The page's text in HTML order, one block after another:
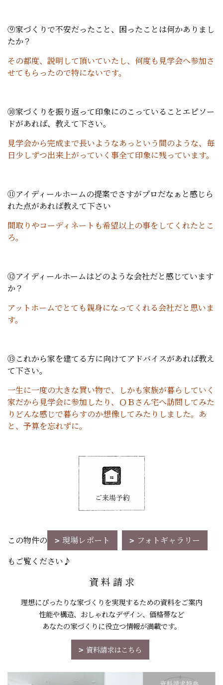
⑨家づくりで不安だったこと、困ったことは何かありまし
たか？
その都度、説明して頂いていたし、何度も見学会へ参加さ
せてもらったので特にないです。
⑩家づくりを振り返って印象にのこっていることエピソー
ドがあれば、教えて下さい。
見学会から完成まで長いようなあっという間のような、毎
日少しずつ出来上がっていく事全て印象に残っています。
⑪アイディールホームの提案でさすがプロだなぁと感じら
れた点があれば教えて下さい
間取りやコーディネートも希望以上の事をしてくれたとこ
ろ。
⑫アイディールホームはどのような会社だと感じています
か？
アットホームでとても親身になってくれる会社だと思いま
す。
⑬これから家を建てる方に向けてアドバイスがあれば教え
て下さい。
一生に一度の大きな買い物で、しかも家族が暮らしていく
家だから見学会に参加したり、ＯＢさん宅へ訪問してみた
りどんな感じで暮らすのか想像してみたりしました。あ
と、予算を忘れずに。
この物件の 現場レポート
フォトギャラリー
もご覧ください♪
資 料 請 求
理想にぴったりな家づくりを実現するための資料をご案内
性能や構造、おしゃれなデザイン、価格帯など
あなたの家づくりに役立つ情報が満載です。
資料請求はこちら